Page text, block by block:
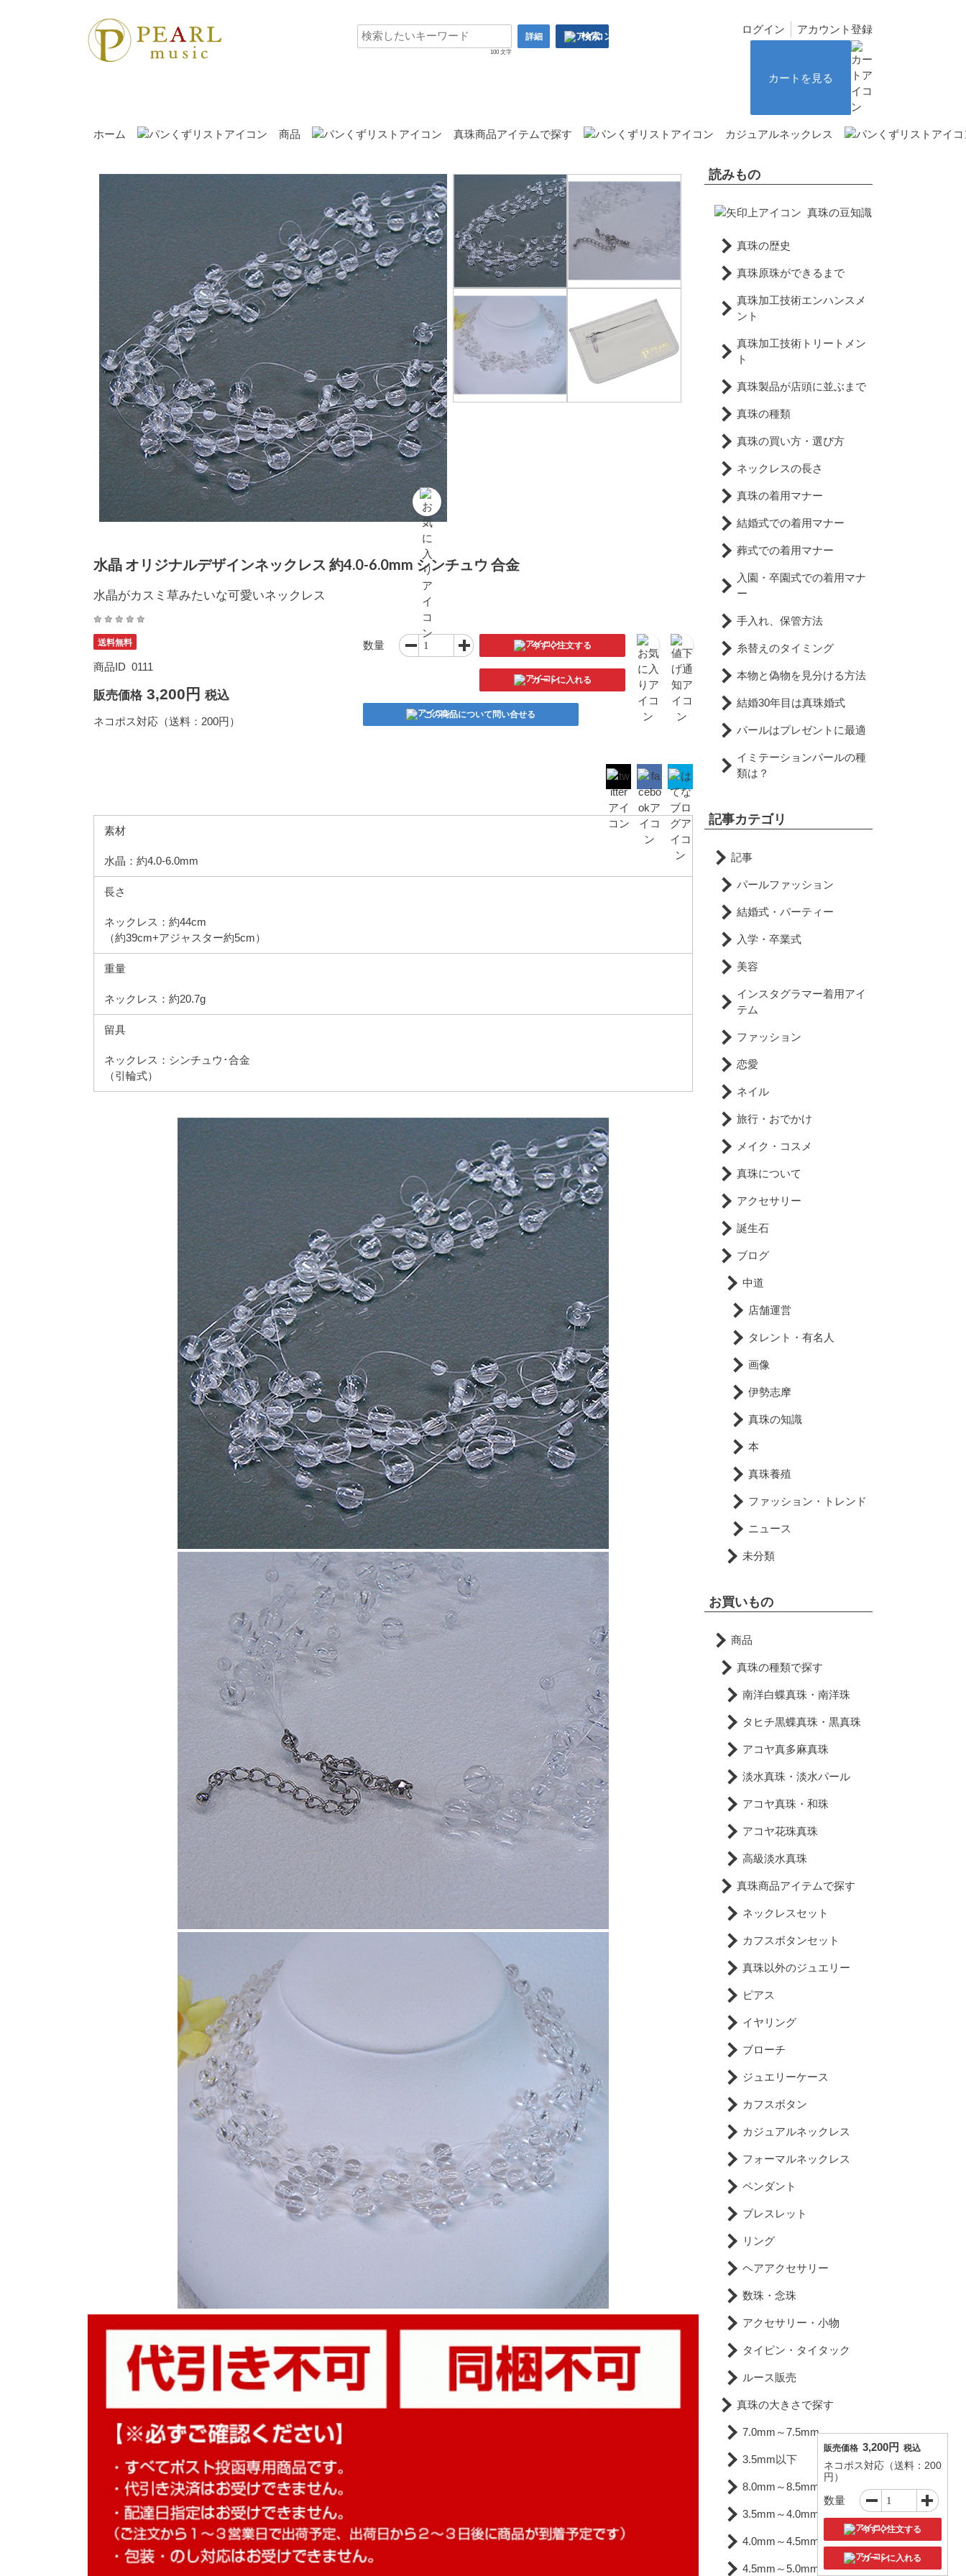
100 文字
詳細 検索
ログイン アカウント登録
カートを見る
ホーム 商品 真珠商品アイテムで探す カジュアルネックレス
水晶 オリジナルデザインネックレス 約4.0-6.0mm シンチュウ 合金
水晶がカスミ草みたいな可愛いネックレス
送料無料
商品ID 0111
販売価格 3,200円 税込
ネコポス対応（送料：200円）
数量 今すぐ注文する
カートに入れる
この商品について問い合せる
素材
水晶：約4.0-6.0mm
長さ
ネックレス：約44cm
（約39cm+アジャスター約5cm）
重量
ネックレス：約20.7g
留具
ネックレス：シンチュウ･合金
（引輪式）
読みもの
真珠の豆知識
真珠の歴史
真珠原珠ができるまで
真珠加工技術エンハンスメ
ント
真珠加工技術トリートメン
ト
真珠製品が店頭に並ぶまで
真珠の種類
真珠の買い方・選び方
ネックレスの長さ
真珠の着用マナー
結婚式での着用マナー
葬式での着用マナー
入園・卒園式での着用マナ
ー
手入れ、保管方法
糸替えのタイミング
本物と偽物を見分ける方法
結婚30年目は真珠婚式
パールはプレゼントに最適
イミテーションパールの種
類は？
記事カテゴリ
記事
パールファッション
結婚式・パーティー
入学・卒業式
美容
インスタグラマー着用アイ
テム
ファッション
恋愛
ネイル
旅行・おでかけ
メイク・コスメ
真珠について
アクセサリー
誕生石
ブログ
中道
店舗運営
タレント・有名人
画像
伊勢志摩
真珠の知識
本
真珠養殖
ファッション・トレンド
ニュース
未分類
お買いもの
商品
真珠の種類で探す
南洋白蝶真珠・南洋珠
タヒチ黒蝶真珠・黒真珠
アコヤ真多麻真珠
淡水真珠・淡水パール
アコヤ真珠・和珠
アコヤ花珠真珠
高級淡水真珠
真珠商品アイテムで探す
ネックレスセット
カフスボタンセット
真珠以外のジュエリー
ピアス
イヤリング
ブローチ
ジュエリーケース
カフスボタン
カジュアルネックレス
フォーマルネックレス
ペンダント
ブレスレット
リング
ヘアアクセサリー
数珠・念珠
アクセサリー・小物
タイピン・タイタック
ルース販売
真珠の大きさで探す
7.0mm～7.5mm
3.5mm以下
8.0mm～8.5mm
3.5mm～4.0mm
4.0mm～4.5mm
4.5mm～5.0mm
販売価格 3,200円 税込
ネコポス対応（送料：200
円）
数量
今すぐ注文する
カートに入れる